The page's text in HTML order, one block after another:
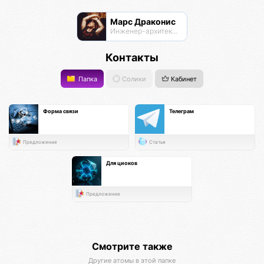
Марс Драконис
Инженер-архитектор
Контакты
Папка Солики Кабинет
Форма связи
Предложение
Телеграм
Статья
Для циоков
Предложение
Смотрите также
Другие атомы в этой папке